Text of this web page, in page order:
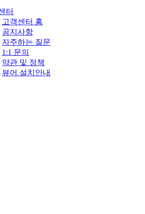
터
고객센터 홈
공지사항
자주하는 질문
1:1 문의
약관 및 정책
뷰어 설치안내